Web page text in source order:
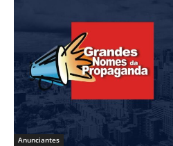
Anunciantes